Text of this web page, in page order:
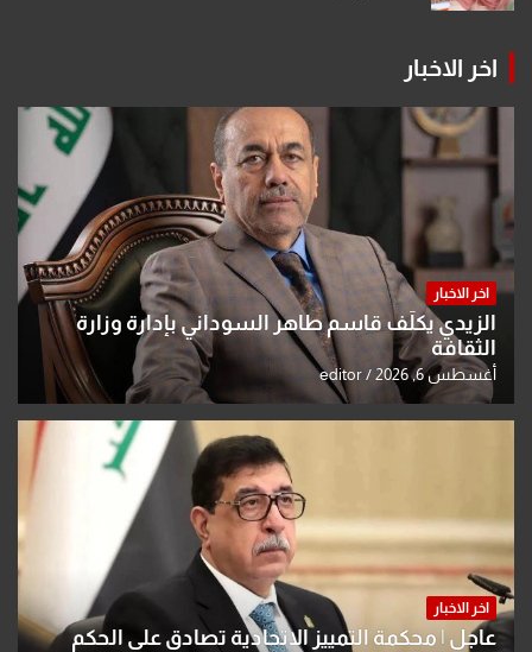
اخر الاخبار
اخر الاخبار
الزيدي يكلّف قاسم طاهر السوداني بإدارة وزارة
الثقافة
أغسطس 6, 2026 editor
اخر الاخبار
عاجل | محكمة التمييز الاتحادية تصادق على الحكم